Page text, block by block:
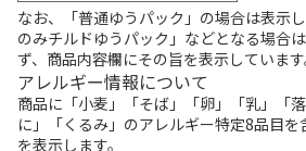
なお、「普通ゆうパック」の場合は表示
のみチルドゆうパック」などとなる場合
ず、商品内容欄にその旨を表示しています
アレルギー情報について
商品に「小麦」「そば」「卵」「乳」「
に」「くるみ」のアレルギー特定8品目
を表示します。